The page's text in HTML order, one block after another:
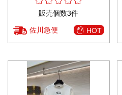
販売個数3件
佐川急便 HOT